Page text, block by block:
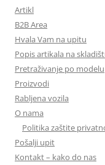
Artikl
B2B Area
Hvala Vam na upitu
Popis artikala na
Pretraživanje po modelu
Proizvodi
Rabljena vozila
O nama
Politika zaštite
Pošalji upit
Kontakt – kako do nas